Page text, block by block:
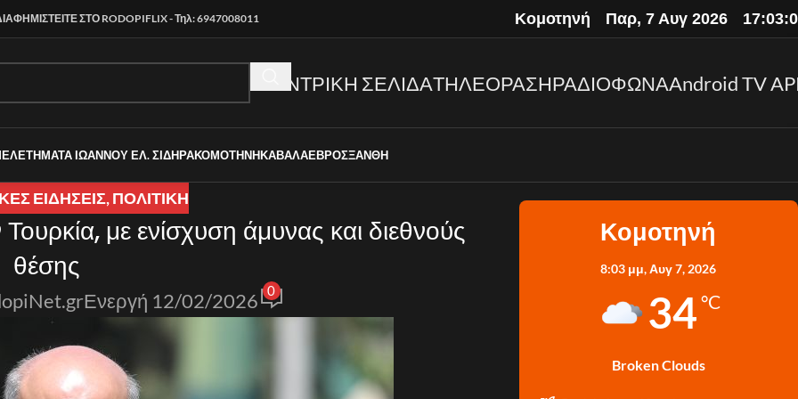
ΣΤΟ RODOPIFLIX - Τηλ: 6947008011 Κομοτηνή Παρ, 7 Αυγ 2026
ΚΕΝΤΡΙΚΗ ΣΕΛΙΔΑΤΗΛΕΟΡΑΣΗΡΑΔΙΟΦΩΝΑAndroid TV
ΙΩΑΝΝΟΥ ΕΛ. ΣΙΔΗΡΑΚΟΜΟΤΗΝΗΚΑΒΑΛΑΕΒΡΟΣΞΑΝΘΗ
ΕΙΔΉΣΕΙΣ,ΠΟΛΙΤΙΚΗ
με ενίσχυση άμυνας και διεθνούς
θέσης
Ενεργή 12/02/2026 0
Κομοτηνή
8:03 μμ,Αυγ 7, 2026
34 °C
Broken Clouds